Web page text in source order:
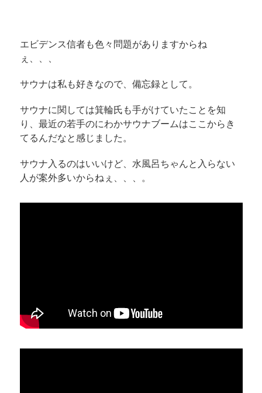
エビデンス信者も色々問題がありますからね
ぇ、、、
サウナは私も好きなので、備忘録として。
サウナに関しては箕輪氏も手がけていたことを知
り、最近の若手のにわかサウナブームはここからき
てるんだなと感じました。
サウナ入るのはいいけど、水風呂ちゃんと入らない
人が案外多いからねぇ、、、。